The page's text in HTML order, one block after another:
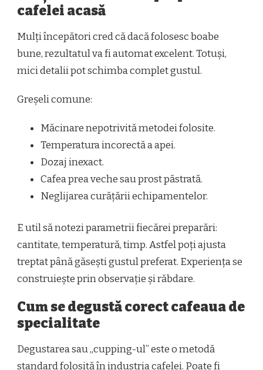
cafelei acasă
Mulți începători cred că dacă folosesc boabe
bune, rezultatul va fi automat excelent. Totuși,
mici detalii pot schimba complet gustul.
Greșeli comune:
Măcinare nepotrivită metodei folosite.
Temperatura incorectă a apei.
Dozaj inexact.
Cafea prea veche sau prost păstrată.
Neglijarea curățării echipamentelor.
E util să notezi parametrii fiecărei preparări:
cantitate, temperatură, timp. Astfel poți ajusta
treptat până găsești gustul preferat. Experiența se
construiește prin observație și răbdare.
Cum se degustă corect cafeaua de
specialitate
Degustarea sau „cupping-ul” este o metodă
standard folosită în industria cafelei. Poate fi